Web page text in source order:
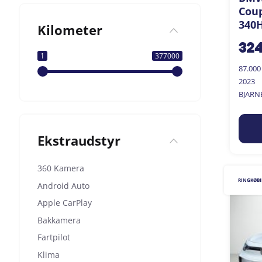
Kilometer
1 377000
Ekstraudstyr
360 Kamera
Android Auto
Apple CarPlay
Bakkamera
Fartpilot
Klima
2023